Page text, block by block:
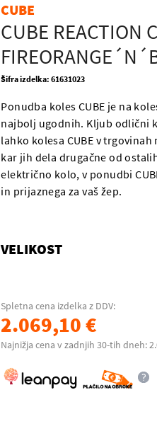
CUBE
CUBE REACTION
Šifra izdelka: 61631023
Ponudba koles CUBE je na
najbolj ugodnih. Kljub odlični
lahko kolesa CUBE v
kar jih dela drugačne od
električno kolo, v ponudbi
in prijaznega za vaš žep.
VELIKOST
Spletna cena izdelka z DDV:
2.069,10 €
Najnižja cena v zadnjih 30-tih dneh: